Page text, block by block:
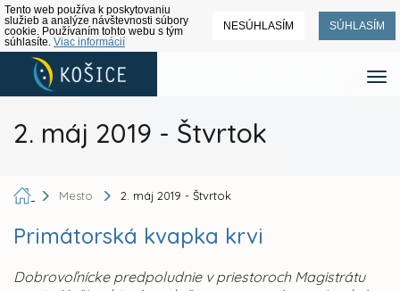
Tento web používa k poskytovaniu
služieb a analýze návštevnosti súbory
cookie. Používaním tohto webu s tým
súhlasíte. Viac informácií
NESÚHLASÍM SÚHLASÍM
2. máj 2019 - Štvrtok
Mesto 2. máj 2019 - Štvrtok
Primátorská kvapka krvi
Dobrovoľnícke predpoludnie v priestoroch Magistrátu